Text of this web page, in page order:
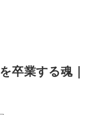
卒業する魂｜